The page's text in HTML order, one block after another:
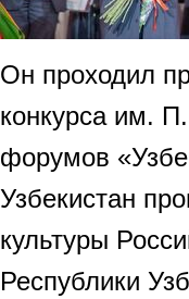
Он проходил
конкурса им.
форумов
Узбекистан
культуры
Республики